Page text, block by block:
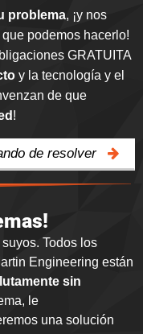
problema, ¡y nos
podemos hacerlo!
GRATUITA
y la tecnología y el
de que
!
de resolver
Todos los
Engineering están
sin
le
una solución